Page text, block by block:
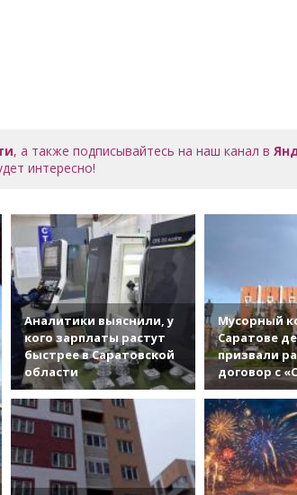
, а также подписывайтесь на наш канал в
интересно!
Аналитики выяснили, у
кого зарплаты растут
быстрее в Саратовской
области
Мусорный
Саратове
призвали
договор с